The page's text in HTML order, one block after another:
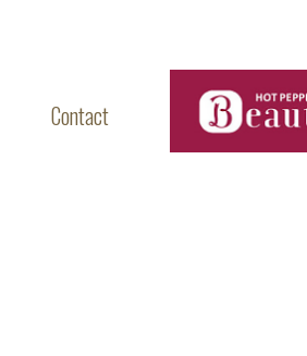
Contact